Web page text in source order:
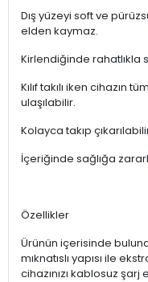
Dış yüzeyi soft ve
elden kaymaz.
Kirlendiğinde rahatlıkla
Kılıf takılı iken cihazın
ulaşılabilir.
Kolayca takıp
İçeriğinde sağlığa
Özellikler
Ürünün içerisinde
mıknatıslı yapısı ile
cihazınızı kablosuz şarj